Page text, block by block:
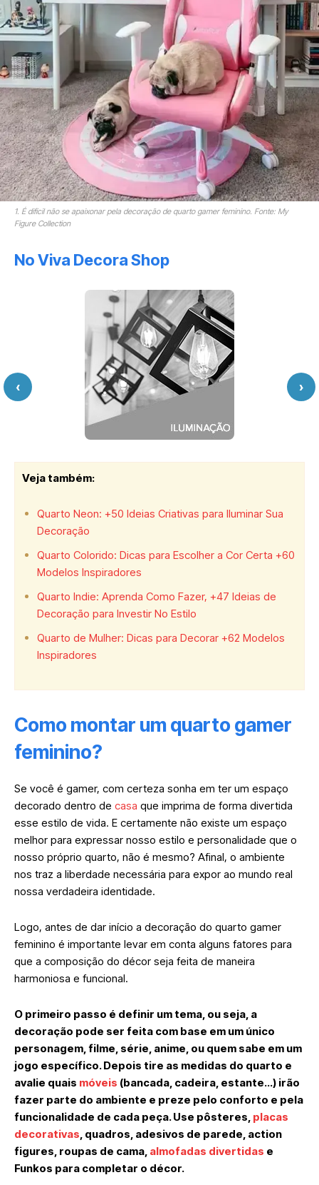
1. É difícil não se apaixonar pela decoração de quarto gamer feminino. Fonte: My
Figure Collection
No Viva Decora Shop
‹ ›
Veja também:
Quarto Neon: +50 Ideias Criativas para Iluminar Sua
Decoração
Quarto Colorido: Dicas para Escolher a Cor Certa +60
Modelos Inspiradores
Quarto Indie: Aprenda Como Fazer, +47 Ideias de
Decoração para Investir No Estilo
Quarto de Mulher: Dicas para Decorar +62 Modelos
Inspiradores
Como montar um quarto gamer
feminino?
Se você é gamer, com certeza sonha em ter um espaço
decorado dentro de casa que imprima de forma divertida
esse estilo de vida. E certamente não existe um espaço
melhor para expressar nosso estilo e personalidade que o
nosso próprio quarto, não é mesmo? Afinal, o ambiente
nos traz a liberdade necessária para expor ao mundo real
nossa verdadeira identidade.
Logo, antes de dar início a decoração do quarto gamer
feminino é importante levar em conta alguns fatores para
que a composição do décor seja feita de maneira
harmoniosa e funcional.
O primeiro passo é definir um tema, ou seja, a
decoração pode ser feita com base em um único
personagem, filme, série, anime, ou quem sabe em um
jogo específico. Depois tire as medidas do quarto e
avalie quais móveis (bancada, cadeira, estante…) irão
fazer parte do ambiente e preze pelo conforto e pela
funcionalidade de cada peça. Use pôsteres, placas
decorativas, quadros, adesivos de parede, action
figures, roupas de cama, almofadas divertidas e
Funkos para completar o décor.